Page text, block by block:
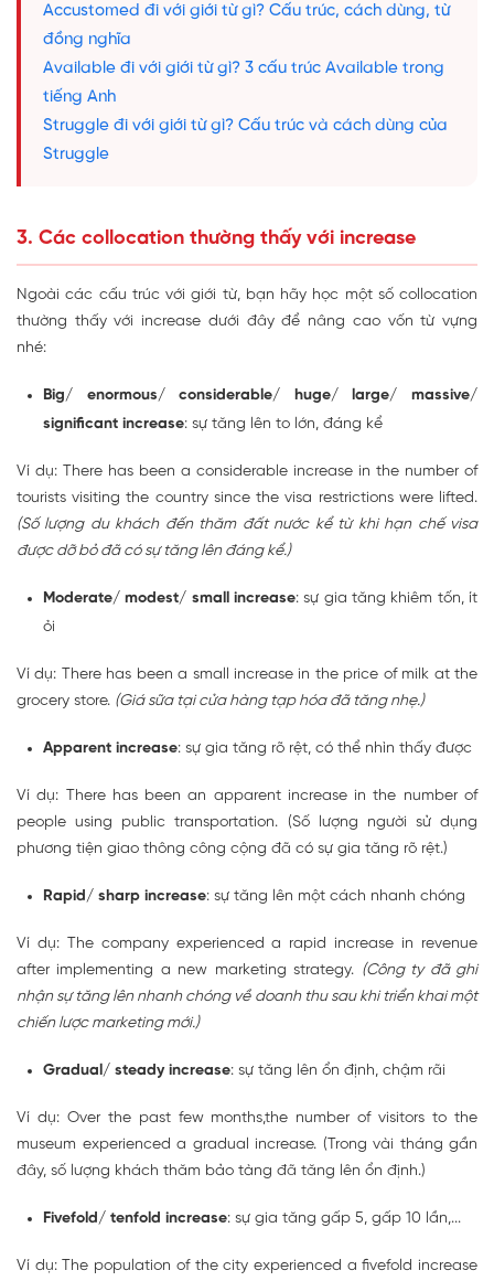
Accustomed đi với giới từ gì? Cấu trúc, cách dùng, từ
đồng nghĩa
Available đi với giới từ gì? 3 cấu trúc Available trong
tiếng Anh
Struggle đi với giới từ gì? Cấu trúc và cách dùng của
Struggle
3. Các collocation thường thấy với increase
Ngoài các cấu trúc với giới từ, bạn hãy học một số collocation
thường thấy với increase dưới đây để nâng cao vốn từ vựng
nhé:
Big/ enormous/ considerable/ huge/ large/ massive/
significant increase: sự tăng lên to lớn, đáng kể
Ví dụ: There has been a considerable increase in the number of
tourists visiting the country since the visa restrictions were lifted.
(Số lượng du khách đến thăm đất nước kể từ khi hạn chế visa
được dỡ bỏ đã có sự tăng lên đáng kể.)
Moderate/ modest/ small increase: sự gia tăng khiêm tốn, ít
ỏi
Ví dụ: There has been a small increase in the price of milk at the
grocery store. (Giá sữa tại cửa hàng tạp hóa đã tăng nhẹ.)
Apparent increase: sự gia tăng rõ rệt, có thể nhìn thấy được
Ví dụ: There has been an apparent increase in the number of
people using public transportation. (Số lượng người sử dụng
phương tiện giao thông công cộng đã có sự gia tăng rõ rệt.)
Rapid/ sharp increase: sự tăng lên một cách nhanh chóng
Ví dụ: The company experienced a rapid increase in revenue
after implementing a new marketing strategy. (Công ty đã ghi
nhận sự tăng lên nhanh chóng về doanh thu sau khi triển khai một
chiến lược marketing mới.)
Gradual/ steady increase: sự tăng lên ổn định, chậm rãi
Ví dụ: Over the past few months,the number of visitors to the
museum experienced a gradual increase. (Trong vài tháng gần
đây, số lượng khách thăm bảo tàng đã tăng lên ổn định.)
Fivefold/ tenfold increase: sự gia tăng gấp 5, gấp 10 lần,...
Ví dụ: The population of the city experienced a fivefold increase